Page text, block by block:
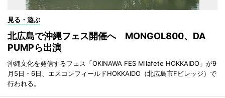
見る・遊ぶ
北広島で沖縄フェス開催へ MONGOL800、DA
PUMPら出演
沖縄文化を発信するフェス「OKINAWA FES Milafete HOKKAIDO」が9
月5日・6日、エスコンフィールドHOKKAIDO（北広島市Fビレッジ）で
行われる。